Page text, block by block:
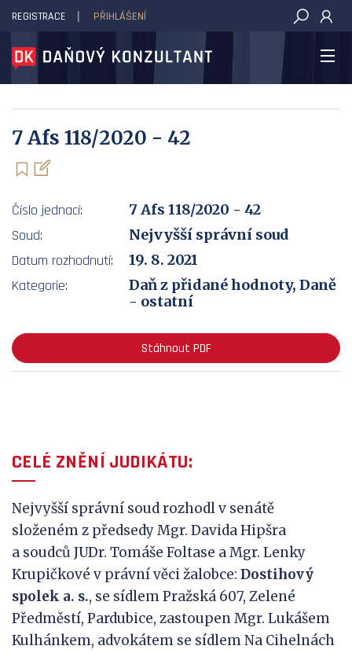
DAŇOVÝ KONZULTANT
REGISTRACE PŘIHLÁŠENÍ
7 Afs 118/2020 - 42
Číslo jednací:
7 Afs 118/2020 - 42
Soud:
Nejvyšší správní soud
Datum rozhodnutí:
19. 8. 2021
Kategorie:
Daň z přidané hodnoty, Daně
- ostatní
Stáhnout PDF
CELÉ ZNĚNÍ JUDIKÁTU:
Nejvyšší správní soud rozhodl v senátě
složeném z předsedy Mgr. Davida Hipšra
a soudců JUDr. Tomáše Foltase a Mgr. Lenky
Krupičkové v právní věci žalobce: Dostihový
spolek a. s., se sídlem Pražská 607, Zelené
Předměstí, Pardubice, zastoupen Mgr. Lukášem
Kulhánkem, advokátem se sídlem Na Cihelnách